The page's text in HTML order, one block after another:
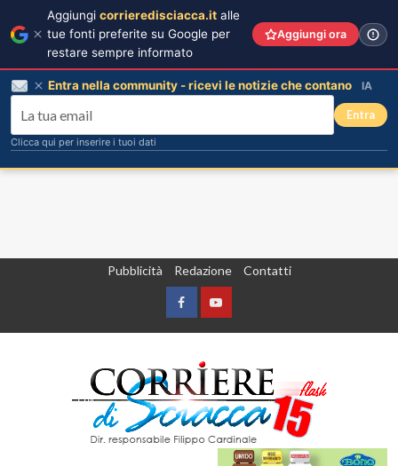
Pubblicità Redazione Contatti
FacebookYountube
Aggiungi corrieredisciacca.it alle
tue fonti preferite su Google per
restare sempre informato
Aggiungi ora
Entra nella community - ricevi le notizie che contano IA
Entra
Clicca qui per inserire i tuoi dati